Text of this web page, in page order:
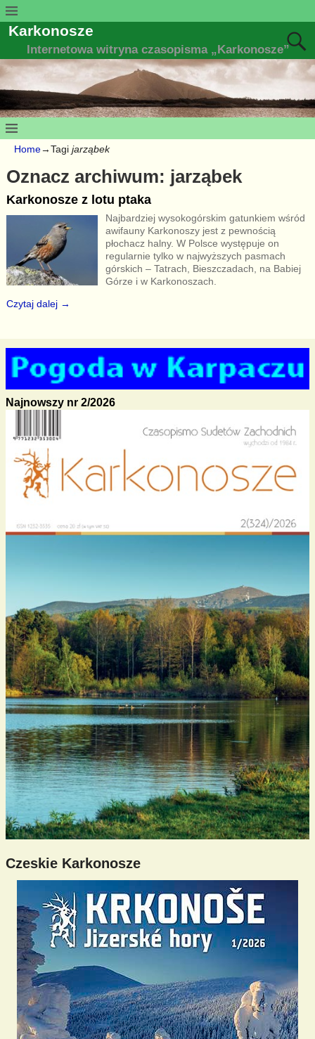
Karkonosze
Internetowa witryna czasopisma „Karkonosze”
Home→Tagi jarząbek
Oznacz archiwum: jarząbek
Karkonosze z lotu ptaka
Najbardziej wysokogórskim gatunkiem wśród
awifauny Karkonoszy jest z pewnością
płochacz halny. W Polsce występuje on
regularnie tylko w najwyższych pasmach
górskich – Tatrach, Bieszczadach, na Babiej
Górze i w Karkonoszach.
Czytaj dalej →
Najnowszy nr 2/2026
Czeskie Karkonosze